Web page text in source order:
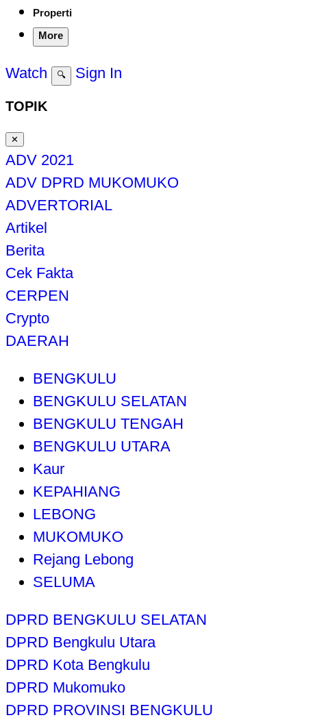
Properti
More
Watch 🔍 Sign In
TOPIK
✕
ADV 2021
ADV DPRD MUKOMUKO
ADVERTORIAL
Artikel
Berita
Cek Fakta
CERPEN
Crypto
DAERAH
BENGKULU
BENGKULU SELATAN
BENGKULU TENGAH
BENGKULU UTARA
Kaur
KEPAHIANG
LEBONG
MUKOMUKO
Rejang Lebong
SELUMA
DPRD BENGKULU SELATAN
DPRD Bengkulu Utara
DPRD Kota Bengkulu
DPRD Mukomuko
DPRD PROVINSI BENGKULU